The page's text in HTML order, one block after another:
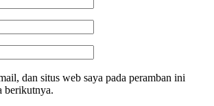
dan situs web saya pada peramban ini
berikutnya.